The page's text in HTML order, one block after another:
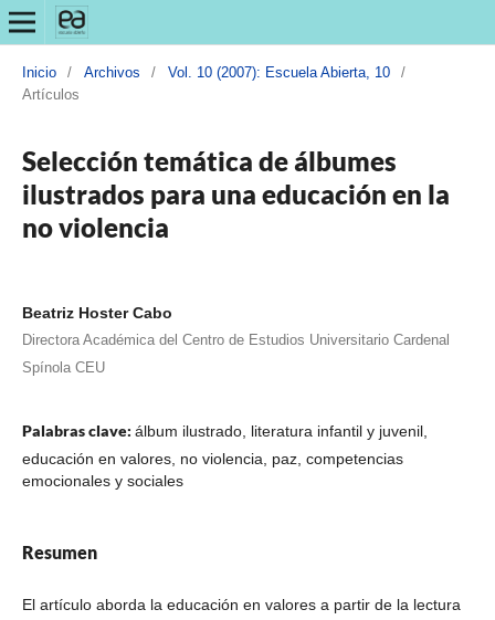
Inicio / Archivos / Vol. 10 (2007): Escuela Abierta, 10
/
Artículos
Selección temática de álbumes
ilustrados para una educación en la
no violencia
Beatriz Hoster Cabo
Directora Académica del Centro de Estudios Universitario Cardenal
Spínola CEU
Palabras clave: álbum ilustrado, literatura infantil y juvenil,
educación en valores, no violencia, paz, competencias
emocionales y sociales
Resumen
El artículo aborda la educación en valores a partir de la lectura